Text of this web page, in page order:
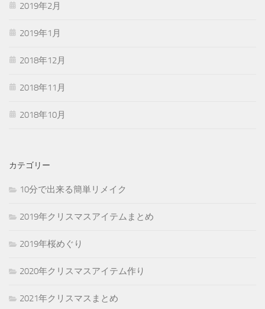
2019年2月
2019年1月
2018年12月
2018年11月
2018年10月
カテゴリー
10分で出来る簡単リメイク
2019年クリスマスアイテムまとめ
2019年桜めぐり
2020年クリスマスアイテム作り
2021年クリスマスまとめ